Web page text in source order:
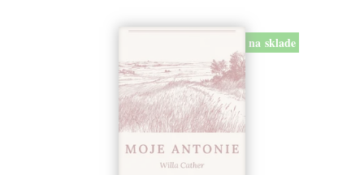
na sklade